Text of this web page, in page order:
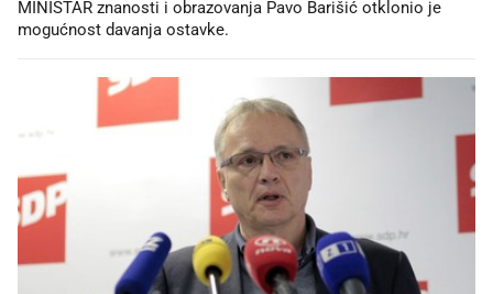
MINISTAR znanosti i obrazovanja Pavo Barišić otklonio je
mogućnost davanja ostavke.